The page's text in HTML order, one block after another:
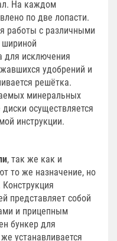
На каждом
по две лопасти.
работы с различными
шириной
для исключения
удобрений и
решётка.
минеральных
осуществляется
инструкции.
, так же как и
то же назначение, но
представляет собой
и прицепным
бункер для
устанавливается